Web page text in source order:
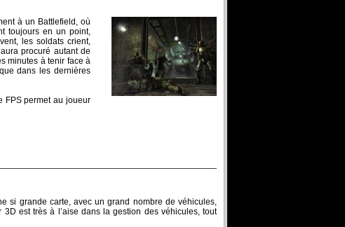
à un Battlefield, où
toujours en un point,
les soldats crient,
procuré autant de
minutes à tenir face à
dans les dernières
FPS permet au joueur
si grande carte, avec un grand nombre de véhicules,
est très à l’aise dans la gestion des véhicules, tout